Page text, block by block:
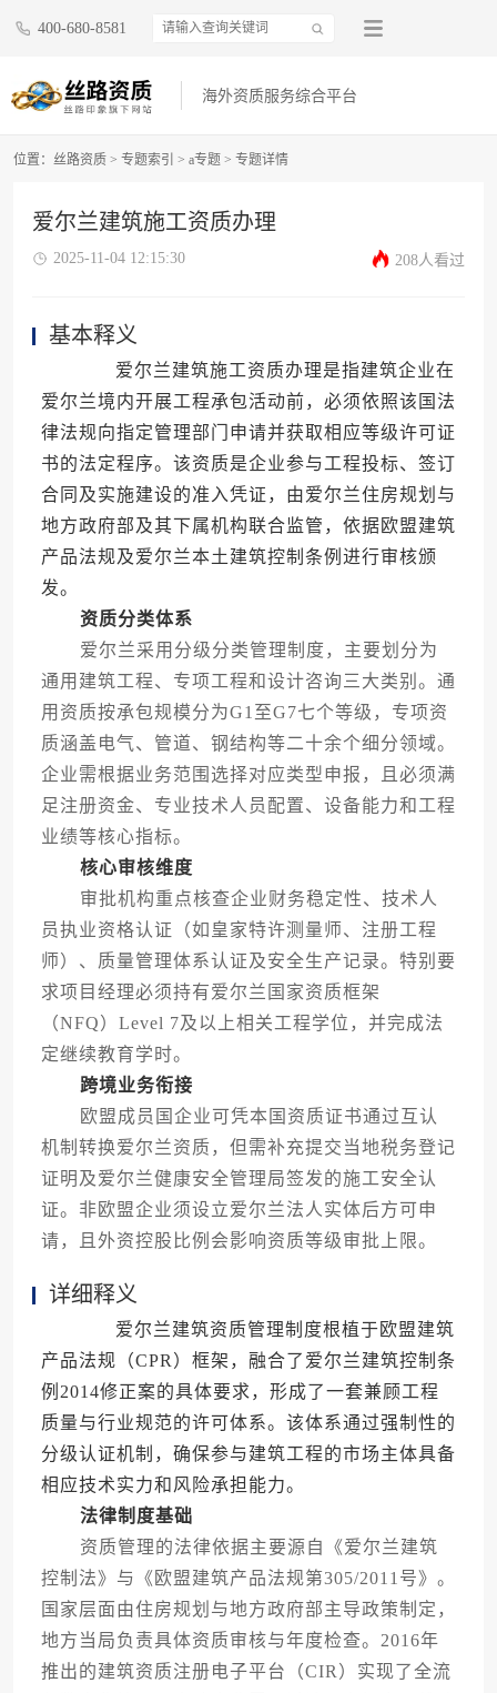
400-680-8581
海外资质服务综合平台
位置： 丝路资质 > 专题索引 > a专题 > 专题详情
爱尔兰建筑施工资质办理
2025-11-04 12:15:30 208人看过
基本释义
爱尔兰建筑施工资质办理是指建筑企业在
爱尔兰境内开展工程承包活动前，必须依照该国法
律法规向指定管理部门申请并获取相应等级许可证
书的法定程序。该资质是企业参与工程投标、签订
合同及实施建设的准入凭证，由爱尔兰住房规划与
地方政府部及其下属机构联合监管，依据欧盟建筑
产品法规及爱尔兰本土建筑控制条例进行审核颁
发。
资质分类体系
爱尔兰采用分级分类管理制度，主要划分为
通用建筑工程、专项工程和设计咨询三大类别。通
用资质按承包规模分为G1至G7七个等级，专项资
质涵盖电气、管道、钢结构等二十余个细分领域。
企业需根据业务范围选择对应类型申报，且必须满
足注册资金、专业技术人员配置、设备能力和工程
业绩等核心指标。
核心审核维度
审批机构重点核查企业财务稳定性、技术人
员执业资格认证（如皇家特许测量师、注册工程
师）、质量管理体系认证及安全生产记录。特别要
求项目经理必须持有爱尔兰国家资质框架
（NFQ）Level 7及以上相关工程学位，并完成法
定继续教育学时。
跨境业务衔接
欧盟成员国企业可凭本国资质证书通过互认
机制转换爱尔兰资质，但需补充提交当地税务登记
证明及爱尔兰健康安全管理局签发的施工安全认
证。非欧盟企业须设立爱尔兰法人实体后方可申
请，且外资控股比例会影响资质等级审批上限。
详细释义
爱尔兰建筑资质管理制度根植于欧盟建筑
产品法规（CPR）框架，融合了爱尔兰建筑控制条
例2014修正案的具体要求，形成了一套兼顾工程
质量与行业规范的许可体系。该体系通过强制性的
分级认证机制，确保参与建筑工程的市场主体具备
相应技术实力和风险承担能力。
法律制度基础
资质管理的法律依据主要源自《爱尔兰建筑
控制法》与《欧盟建筑产品法规第305/2011号》。
国家层面由住房规划与地方政府部主导政策制定，
地方当局负责具体资质审核与年度检查。2016年
推出的建筑资质注册电子平台（CIR）实现了全流